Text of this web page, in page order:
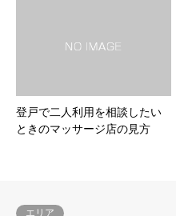
登戸で二人利用を相談したい
ときのマッサージ店の見方
エリア